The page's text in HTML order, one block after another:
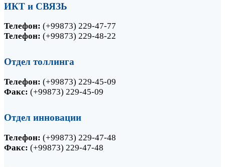
ИКТ и СВЯЗЬ
Телефон: (+99873) 229-47-77
Телефон: (+99873) 229-48-22
Отдел толлинга
Телефон: (+99873) 229-45-09
Факс: (+99873) 229-45-09
Отдел инновации
Телефон: (+99873) 229-47-48
Факс: (+99873) 229-47-48